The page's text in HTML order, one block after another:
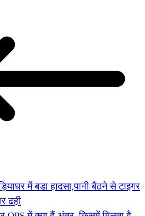
में बडा हादसा,पानी बैठने से टाइगर
ढही